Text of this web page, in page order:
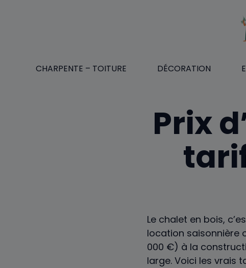
CHARPENTE – TOITURE DÉCORATION
Prix
Le chalet en bois,
location saisonnière
000 €) à la
large. Voici les vrais